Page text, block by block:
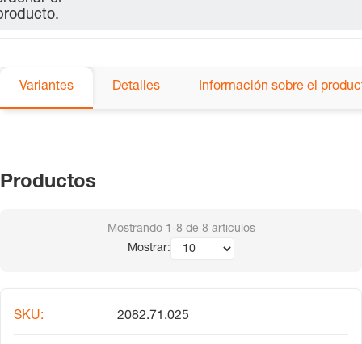
Variantes Detalles Información sobre el
Productos
Mostrando 1-8 de 8 artículos
Mostrar:
2082.71.025